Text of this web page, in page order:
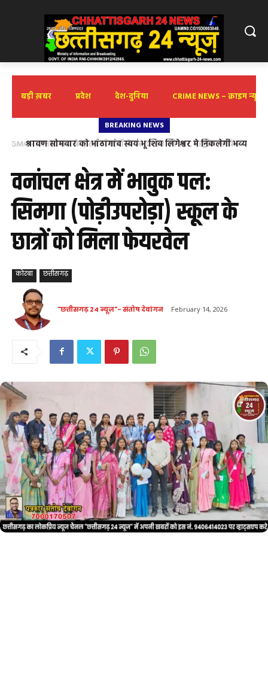
बड़ी ख़बर प्रदेश देश-दुनिया CRIME NEWS – क्राइम न्यूज़
BREAKING NEWS
श्रावण सोमवार को भांठागांव स्वयं भू शिव लिंगेश्वर मे निकलेगी भव्य
वनांचल क्षेत्र में भावुक पल:
सिमगा (पोड़ीउपरोड़ा) स्कूल के
छात्रों को मिला फेयरवेल
कोरबा छत्तीसगढ़
"छत्तीसगढ़ 24 न्यूज़"- संतोष देवांगन February 14, 2026